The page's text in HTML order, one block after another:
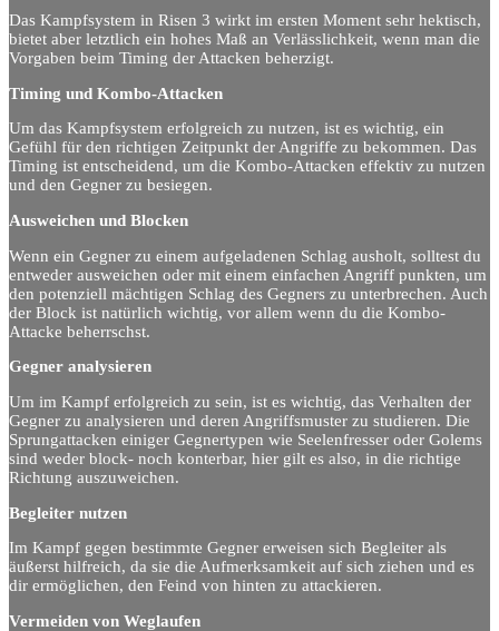
Das Kampfsystem in Risen 3 wirkt im ersten Moment sehr hektisch,
bietet aber letztlich ein hohes Maß an Verlässlichkeit, wenn man die
Vorgaben beim Timing der Attacken beherzigt.
Timing und Kombo-Attacken
Um das Kampfsystem erfolgreich zu nutzen, ist es wichtig, ein
Gefühl für den richtigen Zeitpunkt der Angriffe zu bekommen. Das
Timing ist entscheidend, um die Kombo-Attacken effektiv zu nutzen
und den Gegner zu besiegen.
Ausweichen und Blocken
Wenn ein Gegner zu einem aufgeladenen Schlag ausholt, solltest du
entweder ausweichen oder mit einem einfachen Angriff punkten, um
den potenziell mächtigen Schlag des Gegners zu unterbrechen. Auch
der Block ist natürlich wichtig, vor allem wenn du die Kombo-
Attacke beherrschst.
Gegner analysieren
Um im Kampf erfolgreich zu sein, ist es wichtig, das Verhalten der
Gegner zu analysieren und deren Angriffsmuster zu studieren. Die
Sprungattacken einiger Gegnertypen wie Seelenfresser oder Golems
sind weder block- noch konterbar, hier gilt es also, in die richtige
Richtung auszuweichen.
Begleiter nutzen
Im Kampf gegen bestimmte Gegner erweisen sich Begleiter als
äußerst hilfreich, da sie die Aufmerksamkeit auf sich ziehen und es
dir ermöglichen, den Feind von hinten zu attackieren.
Vermeiden von Weglaufen